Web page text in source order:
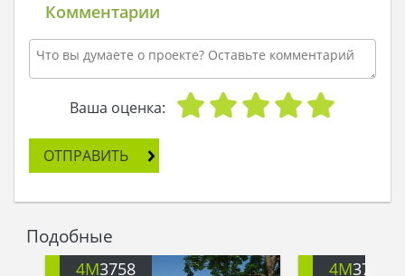
Комментарии
Ваша оценка:
ОТПРАВИТЬ
Подобные
4M3758 4M3758E